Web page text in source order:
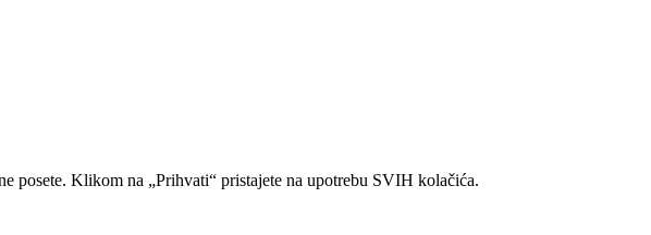
posete. Klikom na „Prihvati“ pristajete na upotrebu SVIH kolačića.